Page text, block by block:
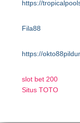
https://
Fila88
https://
slot bet 200
Situs TOTO